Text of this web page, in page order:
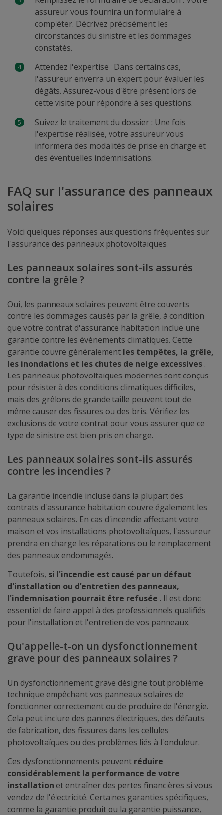
assureur vous fournira un formulaire à
compléter. Décrivez précisément les
circonstances du sinistre et les dommages
constatés.
Attendez l'expertise : Dans certains cas,
l'assureur enverra un expert pour évaluer les
dégâts. Assurez-vous d'être présent lors de
cette visite pour répondre à ses questions.
Suivez le traitement du dossier : Une fois
l'expertise réalisée, votre assureur vous
informera des modalités de prise en charge et
des éventuelles indemnisations.
FAQ sur l'assurance des panneaux
solaires
Voici quelques réponses aux questions fréquentes sur
l'assurance des panneaux photovoltaïques.
Les panneaux solaires sont-ils assurés
contre la grêle ?
Oui, les panneaux solaires peuvent être couverts
contre les dommages causés par la grêle, à condition
que votre contrat d'assurance habitation inclue une
garantie contre les événements climatiques. Cette
garantie couvre généralement les tempêtes, la grêle,
les inondations et les chutes de neige excessives .
Les panneaux photovoltaïques modernes sont conçus
pour résister à des conditions climatiques difficiles,
mais des grêlons de grande taille peuvent tout de
même causer des fissures ou des bris. Vérifiez les
exclusions de votre contrat pour vous assurer que ce
type de sinistre est bien pris en charge.
Les panneaux solaires sont-ils assurés
contre les incendies ?
La garantie incendie incluse dans la plupart des
contrats d'assurance habitation couvre également les
panneaux solaires. En cas d'incendie affectant votre
maison et vos installations photovoltaïques, l'assureur
prendra en charge les réparations ou le remplacement
des panneaux endommagés.
Toutefois, si l'incendie est causé par un défaut
d'installation ou d’entretien des panneaux,
l'indemnisation pourrait être refusée . Il est donc
essentiel de faire appel à des professionnels qualifiés
pour l'installation et l'entretien de vos panneaux.
Qu'appelle-t-on un dysfonctionnement
grave pour des panneaux solaires ?
Un dysfonctionnement grave désigne tout problème
technique empêchant vos panneaux solaires de
fonctionner correctement ou de produire de l'énergie.
Cela peut inclure des pannes électriques, des défauts
de fabrication, des fissures dans les cellules
photovoltaïques ou des problèmes liés à l'onduleur.
Ces dysfonctionnements peuvent réduire
considérablement la performance de votre
installation et entraîner des pertes financières si vous
vendez de l'électricité. Certaines garanties spécifiques,
comme la garantie produit ou la garantie puissance,